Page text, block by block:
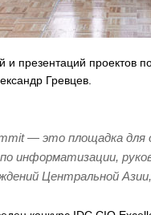
и презентаций
Гревцев.
— это площадка
информатизации,
Центральной